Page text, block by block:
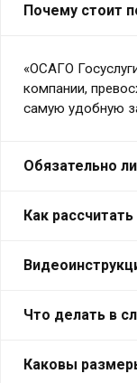
Почему стоит
«ОСАГО
компании,
самую удобную
Обязательно
Как
Что делать в
Каковы